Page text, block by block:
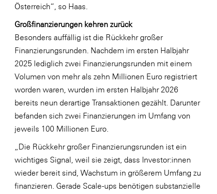
Österreich“, so Haas.
Großfinanzierungen kehren zurück
Besonders auffällig ist die Rückkehr großer
Finanzierungsrunden. Nachdem im ersten Halbjahr
2025 lediglich zwei Finanzierungsrunden mit einem
Volumen von mehr als zehn Millionen Euro registriert
worden waren, wurden im ersten Halbjahr 2026
bereits neun derartige Transaktionen gezählt. Darunter
befanden sich zwei Finanzierungen im Umfang von
jeweils 100 Millionen Euro.
„Die Rückkehr großer Finanzierungsrunden ist ein
wichtiges Signal, weil sie zeigt, dass Investor:innen
wieder bereit sind, Wachstum in größerem Umfang zu
finanzieren. Gerade Scale-ups benötigen substanzielle